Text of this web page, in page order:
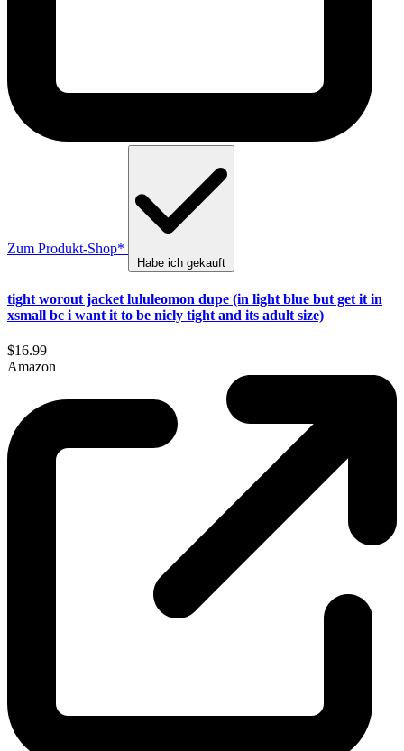
Zum Produkt-Shop*
Habe ich gekauft
tight worout jacket lululeomon dupe (in light blue but get it in
xsmall bc i want it to be nicly tight and its adult size)
$16.99
Amazon